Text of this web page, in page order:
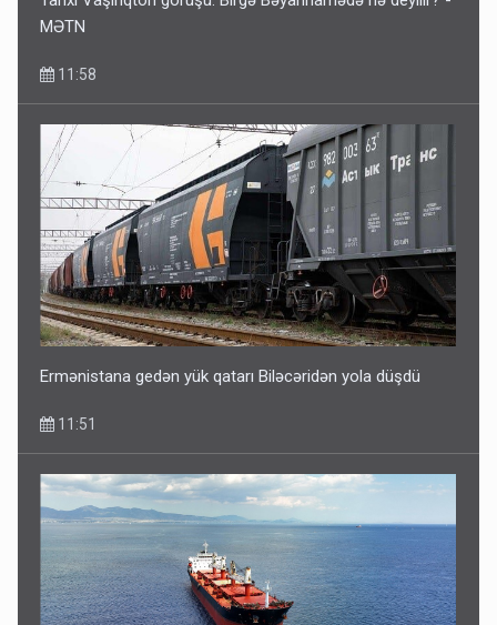
Gedişi var, dönüşü yox: Bakı-Tbilisi-Bakı qatarına bilet
satışından böyük narazılıq
7 Avqust 23:17
MƏTN
11:58
Ermənistana gedən yük qatarı Biləcəridən yola düşdü
11:51